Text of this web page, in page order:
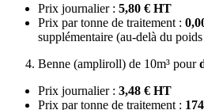
Prix journalier : 5,80 € HT
Prix par tonne de traitement :
supplémentaire (au-delà du
Benne (ampliroll) de 10m³ pour
Prix journalier : 3,48 € HT
Prix par tonne de traitement :